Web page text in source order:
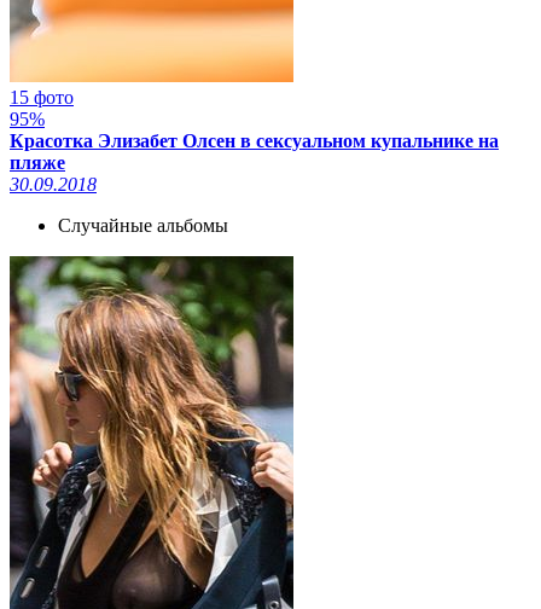
15 фото
95%
Красотка Элизабет Олсен в сексуальном купальнике на
пляже
30.09.2018
Случайные альбомы